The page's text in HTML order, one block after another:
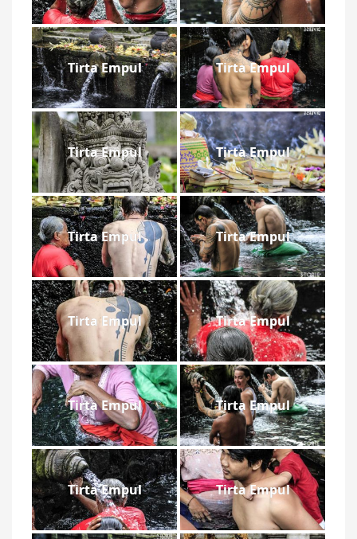
Tirta Empul Tirta Empul
Tirta Empul Tirta Empul
Tirta Empul Tirta Empul
Tirta Empul Tirta Empul
Tirta Empul Tirta Empul
Tirta Empul Tirta Empul